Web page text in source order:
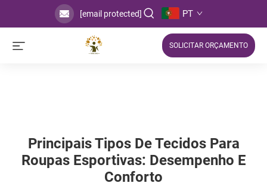
[email protected] PT
SOLICITAR ORÇAMENTO
Principais Tipos De Tecidos Para
Roupas Esportivas: Desempenho E
Conforto